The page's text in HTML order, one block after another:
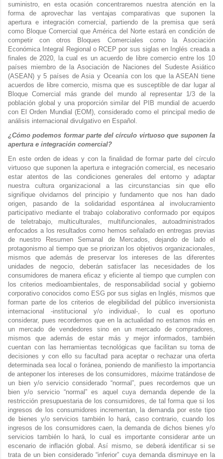
suministro, en esta ocasión concentraremos nuestra atención en la
forma de aprovechar las ventajas comparativas que suponen la
apertura e integración comercial, partiendo de la premisa que será
como Bloque Comercial que América del Norte estará en condición de
competir con otros Bloques Comerciales como la Asociación
Económica Integral Regional o RCEP por sus siglas en Inglés creada a
finales de 2020, la cual es un acuerdo de libre comercio entre los 10
países miembro de la Asociación de Naciones del Sudeste Asiático
(ASEAN) y 5 países de Asia y Oceanía con los que la ASEAN tiene
acuerdos de libre comercio, misma que es susceptible de dar lugar al
Bloque Comercial más grande del mundo al representar 1/3 de la
población global y una proporción similar del PIB mundial de acuerdo
con El Orden Mundial (EOM), considerado como el principal medio de
análisis internacional divulgativo en Español.
¿Cómo podemos formar parte del círculo virtuoso que suponen la
apertura e integración comercial?
En este orden de ideas y con la finalidad de formar parte del círculo
virtuoso que suponen la apertura e integración comercial, es necesario
estar atentos de las condiciones generales del entorno y adaptar
nuestra cultura organizacional a las circunstancias sin que ello
signifique olvidarnos del principio y fundamento que nos han dado
origen, pasando de la solidaridad espontánea al involucramiento
participativo mediante el trabajo colaborativo conformado por equipos
de teletrabajo, multiculturales, multifuncionales, autoadministrados
enfocados a los resultados como hemos señalado en entregas previas
de nuestro Resumen Semanal de Mercados, dejando de lado el
protagonismo al tiempo que se priorizan los objetivos organizacionales,
mismos que además de preservar los intereses de las diferentes
unidades de negocio, deberán satisfacer las necesidades de los
consumidores de manera eficaz y eficiente al tiempo que cumplen con
los criterios medioambientales, de responsabilidad social y gobierno
corporativo conocidos como ESG por sus siglas en Inglés, mismos que
forman parte de los criterios de elegibilidad del público inversionista
internacional -institucional y/o individual-, lo cual es oportuno
considerar, pues recordemos que en la actualidad no estamos más en
un mercado de vendedores sino en un mercado de compradores,
mismos que además de estar más y mejor informados, también
cuentan con las herramientas tecnológicas que facilitan su toma de
decisiones y con ello su facultad para aceptar o rechazar una oferta
determinada sea local o foránea, poniendo de manifiesto la importancia
de anteponer los intereses de los consumidores, máxime tratándose de
un bien y/o servicio considerado “normal”, pues recordemos que un
bien y/o servicio “normal” es aquel cuya demanda depende de la
restricción presupuestaria de los consumidores, de tal forma que si los
ingresos de los consumidores incrementan, la demanda por este tipo
de bienes y/o servicios también lo hará, caso contrario, cuando los
ingresos de los consumidores caen, la demanda de dichos bienes y/o
servicios también lo hará, lo cual es importante considerar ante un
escenario de inflación global. Así mismo, se deberá identificar si se
trata de un bien considerado “inferior” cuya demanda disminuye en la